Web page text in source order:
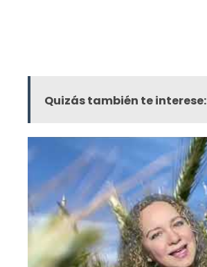
Quizás también te interese: